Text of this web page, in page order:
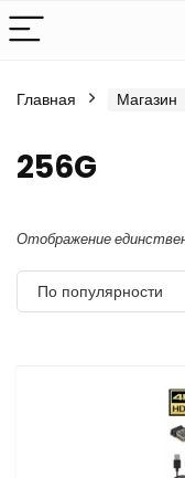
Главная Магазин
256G
Отображение
По популярности